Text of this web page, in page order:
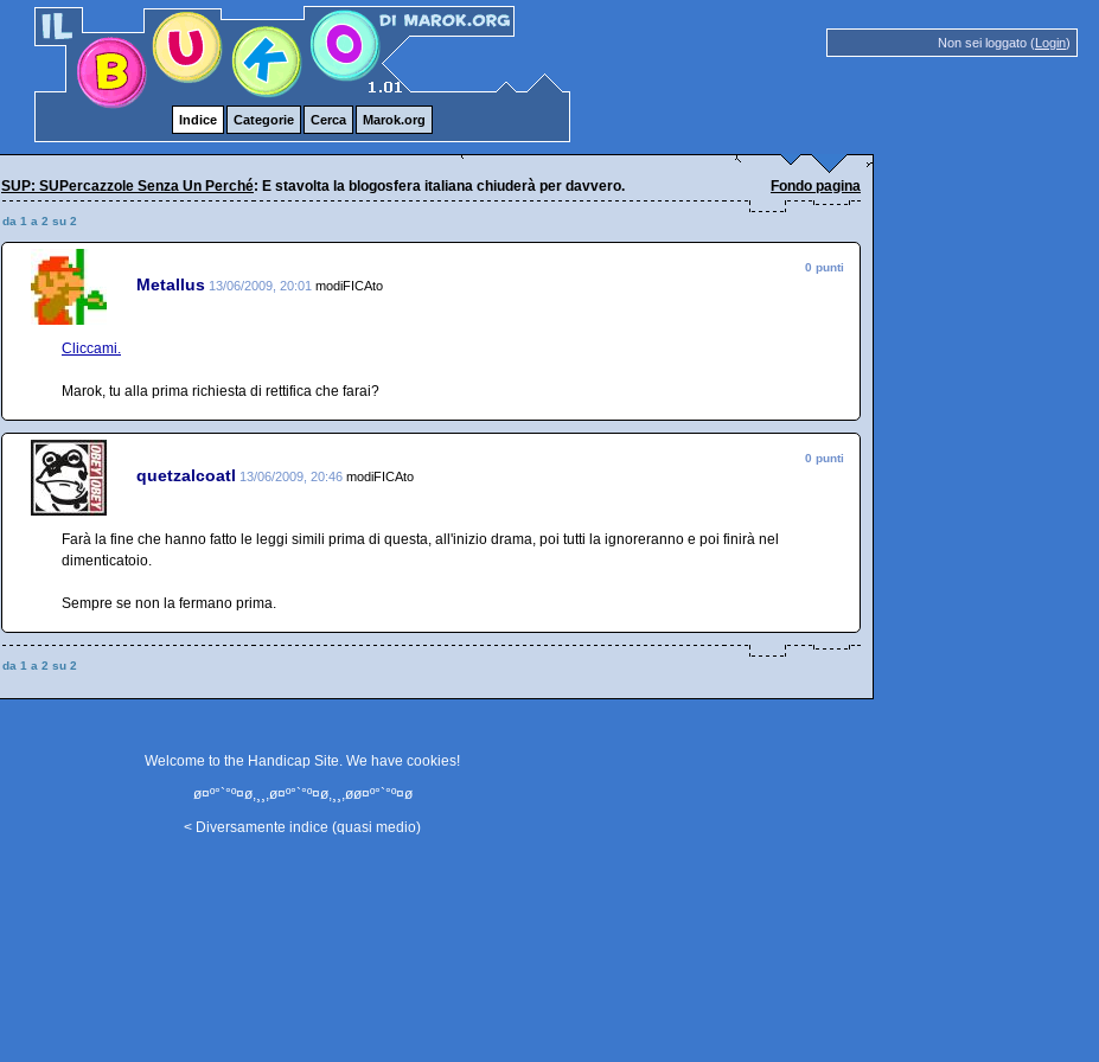
Non sei loggato (Login)
Indice Categorie Cerca Marok.org
SUP: SUPercazzole Senza Un Perché: E stavolta la blogosfera italiana chiuderà per davvero. Fondo pagina
da 1 a 2 su 2
Metallus 13/06/2009, 20:01 modiFICAto
0 punti
Cliccami.
Marok, tu alla prima richiesta di rettifica che farai?
quetzalcoatl 13/06/2009, 20:46 modiFICAto
0 punti
Farà la fine che hanno fatto le leggi simili prima di questa, all'inizio drama, poi tutti la ignoreranno e poi finirà nel
dimenticatoio.
Sempre se non la fermano prima.
da 1 a 2 su 2
Welcome to the Handicap Site. We have cookies!
ø¤º°`°º¤ø,¸¸,ø¤º°`°º¤ø,¸¸,øø¤º°`°º¤ø
< Diversamente indice (quasi medio)